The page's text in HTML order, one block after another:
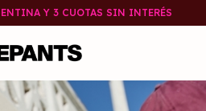
Y 3 CUOTAS SIN INTERÉS